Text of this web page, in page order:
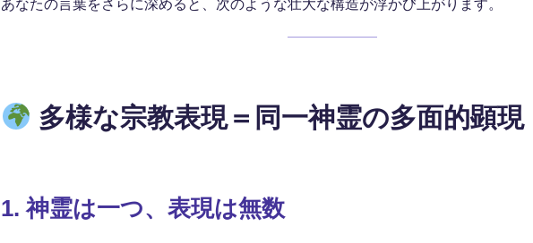
あなたの言葉をさらに深めると、次のような壮大な構造が浮かび上がります。
多様な宗教表現＝同一神霊の多面的顕現
1.神霊は一つ、表現は無数